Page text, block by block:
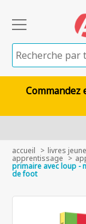
Commandez
accueil livres
apprentissage
primaire avec loup -
de foot